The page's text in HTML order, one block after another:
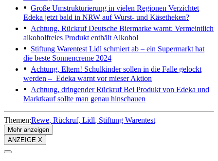
Große Umstrukturierung in vielen Regionen Verzichtet
Edeka jetzt bald in NRW auf Wurst- und Käsetheken?
Achtung, RückrufDeutsche Biermarke warnt: Vermeintlich
alkoholfreies Produkt enthält Alkohol
Stiftung Warentest Lidl schmiert ab – ein Supermarkt hat
die beste Sonnencreme 2024
Achtung, Eltern! Schulkinder sollen in die Falle gelockt
werden – Edeka warnt vor mieser Aktion
Achtung, dringender RückrufBei Produkt von Edeka und
Marktkauf sollte man genau hinschauen
Themen:Rewe Rückruf Lidl Stiftung Warentest
Mehr anzeigen
ANZEIGE X